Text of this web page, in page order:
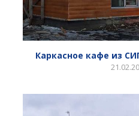
Каркасное кафе из